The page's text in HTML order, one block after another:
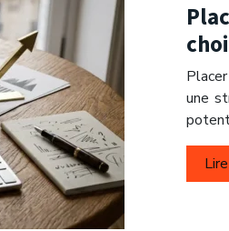
une